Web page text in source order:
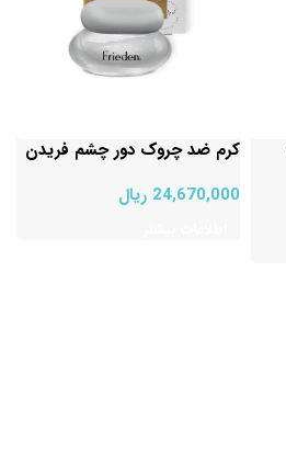
کرم ضد چروک دور چشم فریدن
24,670,000 ریال